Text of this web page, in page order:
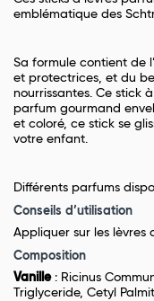
emblématique des
Sa formule contient de
et protectrices, et du
nourrissantes. Ce stick
parfum gourmand
et coloré, ce stick se
votre enfant.
Différents parfums
Conseils d’utilisation
Appliquer sur les lèvres
Composition
Vanille: Ricinus
Triglyceride, Cetyl